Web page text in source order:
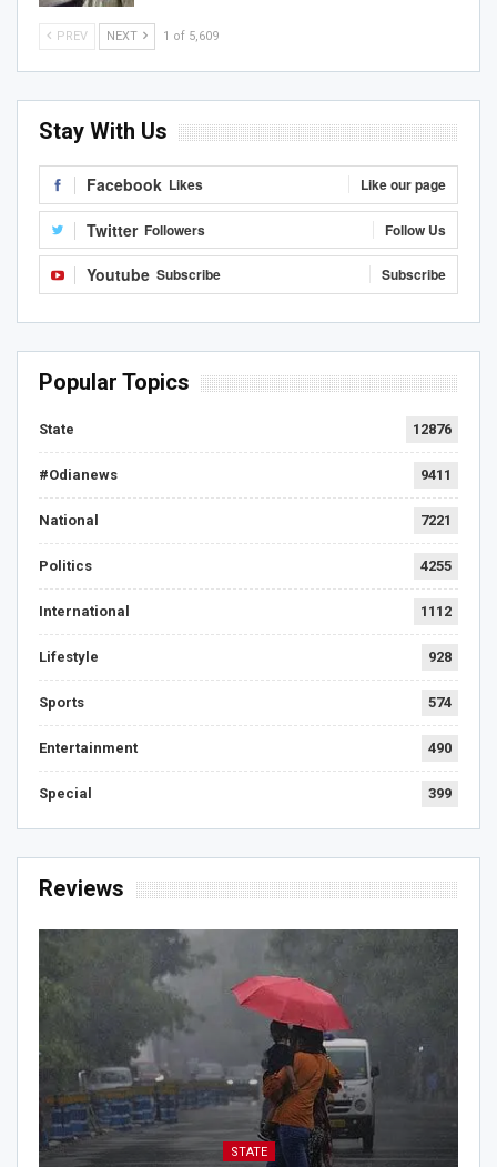
PREV NEXT 1 of 5,609
Stay With Us
Facebook Likes Like our page
Twitter Followers Follow Us
Youtube Subscribe Subscribe
Popular Topics
State 12876
#Odianews 9411
National 7221
Politics 4255
International 1112
Lifestyle 928
Sports 574
Entertainment 490
Special 399
Reviews
STATE